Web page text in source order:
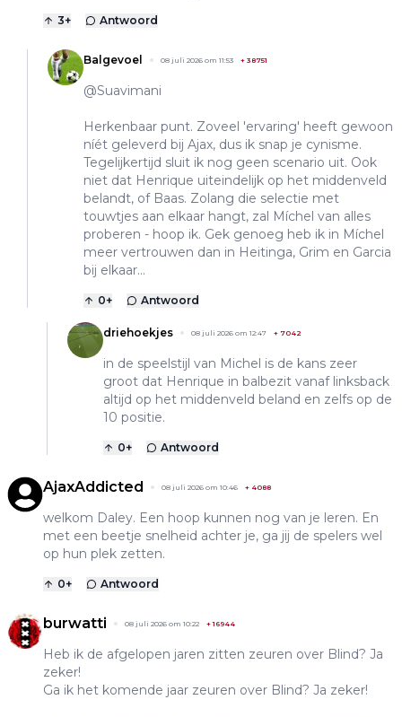
3+ Antwoord
Balgevoel 08 juli 2026 om 11:53 + 38751
@Suavimani
Herkenbaar punt. Zoveel 'ervaring' heeft gewoon
níét geleverd bij Ajax, dus ik snap je cynisme.
Tegelijkertijd sluit ik nog geen scenario uit. Ook
niet dat Henrique uiteindelijk op het middenveld
belandt, of Baas. Zolang die selectie met
touwtjes aan elkaar hangt, zal Míchel van alles
proberen - hoop ik. Gek genoeg heb ik in Míchel
meer vertrouwen dan in Heitinga, Grim en Garcia
bij elkaar...
0+ Antwoord
driehoekjes 08 juli 2026 om 12:47 + 7042
in de speelstijl van Michel is de kans zeer
groot dat Henrique in balbezit vanaf linksback
altijd op het middenveld beland en zelfs op de
10 positie.
0+ Antwoord
AjaxAddicted 08 juli 2026 om 10:46 + 4088
welkom Daley. Een hoop kunnen nog van je leren. En
met een beetje snelheid achter je, ga jij de spelers wel
op hun plek zetten.
0+ Antwoord
burwatti 08 juli 2026 om 10:22 +16944
Heb ik de afgelopen jaren zitten zeuren over Blind? Ja
zeker!
Ga ik het komende jaar zeuren over Blind? Ja zeker!